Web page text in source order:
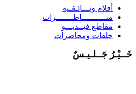
أفلام وثـــائـقـية
منــــــــــاظـــــــرات
مقاطع فيــديـــو
حلقات ومحاضرات
جَــلـيـسٌ